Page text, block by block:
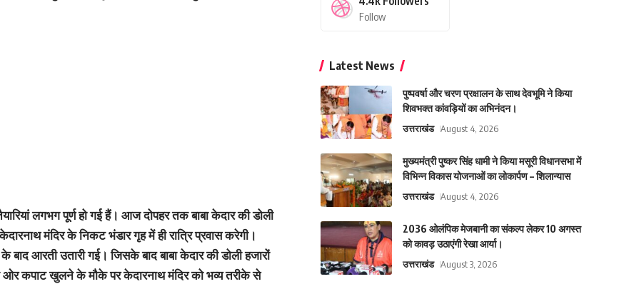
लगभग पूर्ण हो गई हैं। आज दोपहर तक बाबा केदार की डोली
मंदिर के निकट भंडार गृह में ही रात्रि प्रवास करेगी।
आरती उतारी गई। जिसके बाद बाबा केदार की डोली हजारों
ओर कपाट खुलने के मौके पर केदारनाथ मंदिर को भव्य तरीके से
Follow
Latest News
पुष्पवर्षा और चरण प्रक्षालन के साथ देवभूमि ने किया
शिवभक्त कांवड़ियों का अभिनंदन।
उत्तराखंड August 4, 2026
मुख्यमंत्री पुष्कर सिंह धामी ने किया मसूरी विधानसभा में
विभिन्न विकास योजनाओं का लोकार्पण – शिलान्यास
उत्तराखंड August 4, 2026
2036 ओलंपिक मेजबानी का संकल्प लेकर 10 अगस्त
को कावड़ उठाएंगी रेखा आर्या।
उत्तराखंड August 3, 2026